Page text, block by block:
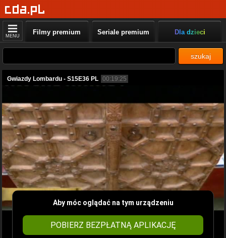
MENU Filmy premium Seriale premium Dla dzieci
szukaj
Gwiazdy Lombardu - S15E36 PL 00:19:25
Aby móc oglądać na tym urządzeniu
POBIERZ BEZPŁATNĄ APLIKACJĘ